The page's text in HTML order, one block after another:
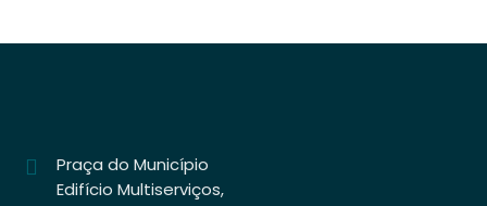
Praça do Município
Edifício Multiserviços,